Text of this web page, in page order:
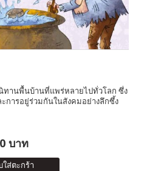
ทานพื้นบ้านที่แพร่หลายไปทั่วโลก ซึ่ง
การอยู่ร่วมกันในสังคมอย่างลึกซึ้ง
บาท
ส่ตะกร้า